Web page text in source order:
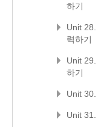
하기
Unit
력하기
Unit
하기
Unit
Unit